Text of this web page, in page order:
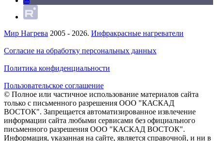
Мир Нагрева 2005 - 2026. Инфракрасные нагреватели
Согласие на обработку персональных данных
Политика конфиденциальности
Пользовательское соглашение
© Полное или частичное использование материалов сайта
только с письменного разрешения ООО "КАСКАД
ВОСТОК". Запрещается автоматизированное извлечение
информации сайта любыми сервисами без официального
письменного разрешения ООО "КАСКАД ВОСТОК".
Информация, указанная на сайте, является справочной, и ни в